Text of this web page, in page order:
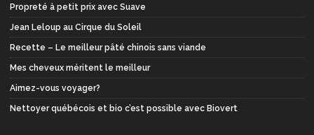
Propreté à petit prix avec Suave
Jean Leloup au Cirque du Soleil
Recette – Le meilleur pâté chinois sans viande
Mes cheveux méritent le meilleur
Aimez-vous voyager?
Nettoyer québécois et bio c’est possible avec Biovert